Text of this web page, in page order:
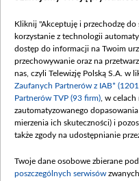
(wpłata wrzesień
mln, listopad 265
Dofinansowanie
Data podpisania
(wpłata grudzień
Dofinansowanie
Data podpisania
kwiecień 180 mln,
czerwca 90 mln)
Kliknij "Akceptuję i przechodzę do
korzystanie z technologii
dostęp do informacji na Twoim
przechowywanie oraz na
nas, czyli Telewizję Polską S.A. w
Zaufanych Partnerów z IAB*
Partnerów TVP (93 firm) , w
zautomatyzowanego
mierzenia ich skuteczności) i
także zgody na udostępnianie
Twoje dane osobowe zbierane
poszczególnych serwisów